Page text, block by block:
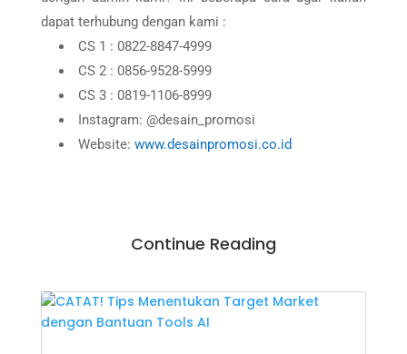
dapat terhubung dengan kami :
CS 1 : 0822-8847-4999
CS 2 : 0856-9528-5999
CS 3 : 0819-1106-8999
Instagram: @desain_promosi
Website: www.desainpromosi.co.id
Continue Reading